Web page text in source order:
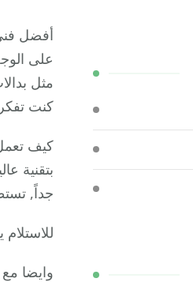
أفضل
على
مثل
كنت
كيف
بتقنية
جداً,
وايضا مع